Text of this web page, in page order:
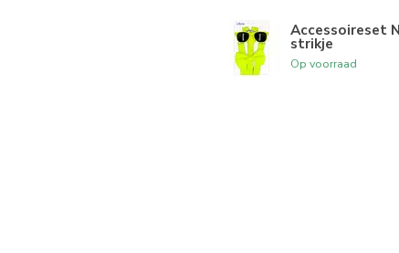
Accessoireset
strikje
Op voorraad